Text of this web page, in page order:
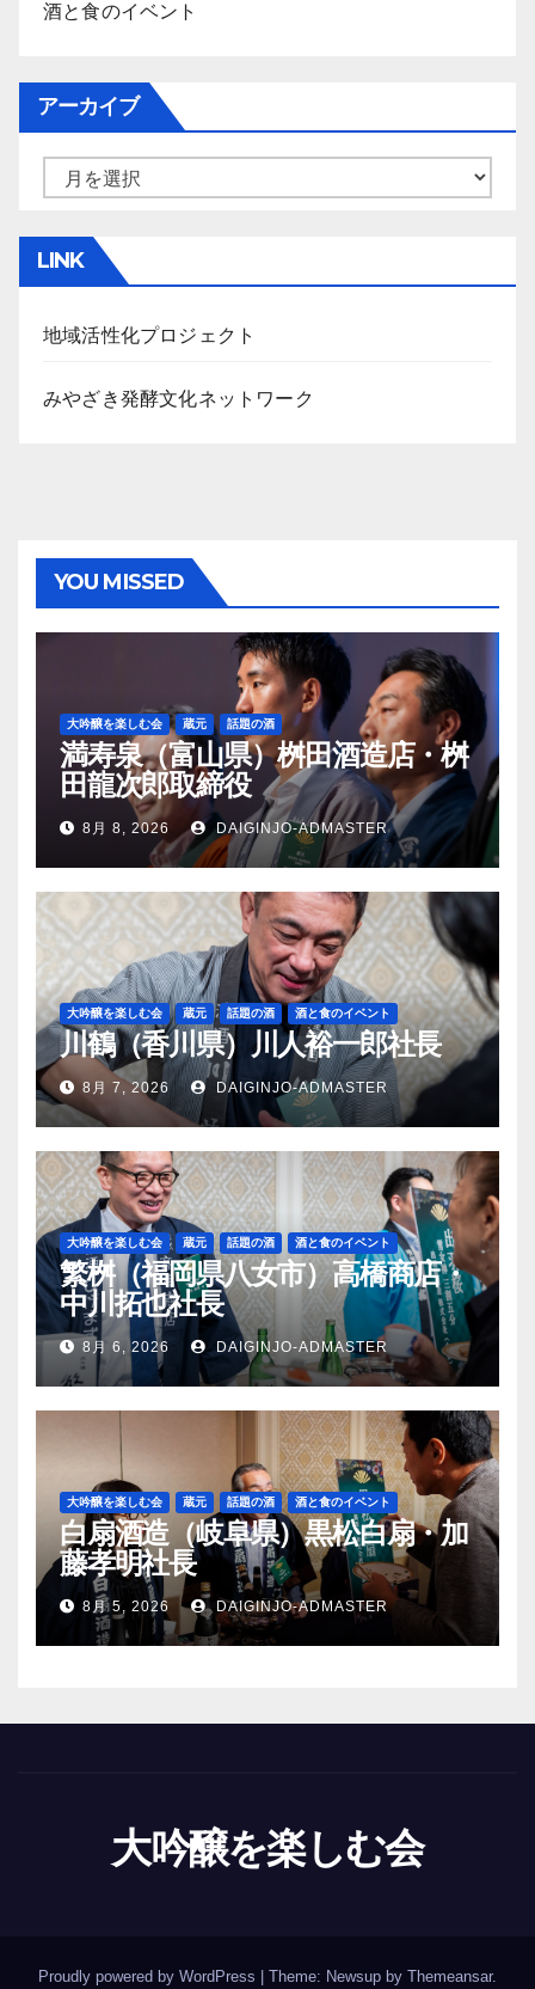
酒と食のイベント
アーカイブ
LINK
地域活性化プロジェクト
みやざき発酵文化ネットワーク
YOU MISSED
大吟醸を楽しむ会 蔵元 話題の酒
満寿泉（富山県）桝田酒造店・桝
田龍次郎取締役
8月 8, 2026 DAIGINJO-ADMASTER
大吟醸を楽しむ会 蔵元 話題の酒 酒と食のイベント
川鶴（香川県）川人裕一郎社長
8月 7, 2026 DAIGINJO-ADMASTER
大吟醸を楽しむ会 蔵元 話題の酒 酒と食のイベント
繁桝（福岡県八女市）高橋商店・
中川拓也社長
8月 6, 2026 DAIGINJO-ADMASTER
大吟醸を楽しむ会 蔵元 話題の酒 酒と食のイベント
白扇酒造（岐阜県）黒松白扇・加
藤孝明社長
8月 5, 2026 DAIGINJO-ADMASTER
大吟醸を楽しむ会
Proudly powered by WordPress Theme: Newsup by Themeansar.